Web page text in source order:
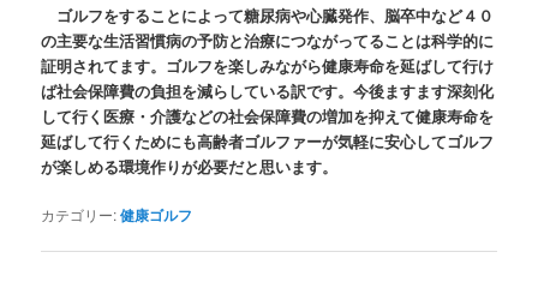
ゴルフをすることによって糖尿病や心臓発作、脳卒中など４０
の主要な生活習慣病の予防と治療につながってることは科学的に
証明されてます。ゴルフを楽しみながら健康寿命を延ばして行け
ば社会保障費の負担を減らしている訳です。今後ますます深刻化
して行く医療・介護などの社会保障費の増加を抑えて健康寿命を
延ばして行くためにも高齢者ゴルファーが気軽に安心してゴルフ
が楽しめる環境作りが必要だと思います。
カテゴリー:健康ゴルフ